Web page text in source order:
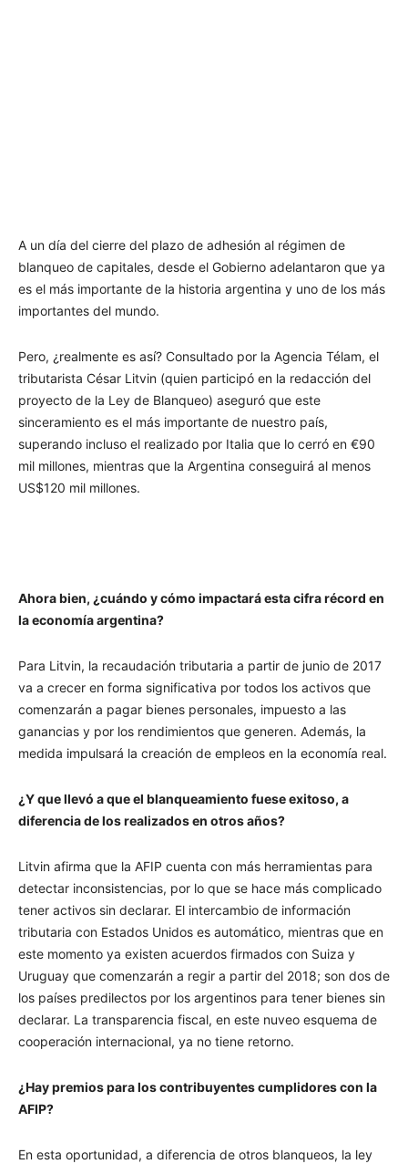
A un día del cierre del plazo de adhesión al régimen de
blanqueo de capitales, desde el Gobierno adelantaron que ya
es el más importante de la historia argentina y uno de los más
importantes del mundo.
Pero, ¿realmente es así? Consultado por la Agencia Télam, el
tributarista César Litvin (quien participó en la redacción del
proyecto de la Ley de Blanqueo) aseguró que este
sinceramiento es el más importante de nuestro país,
superando incluso el realizado por Italia que lo cerró en €90
mil millones, mientras que la Argentina conseguirá al menos
US$120 mil millones.
Ahora bien, ¿cuándo y cómo impactará esta cifra récord en
la economía argentina?
Para Litvin, la recaudación tributaria a partir de junio de 2017
va a crecer en forma significativa por todos los activos que
comenzarán a pagar bienes personales, impuesto a las
ganancias y por los rendimientos que generen. Además, la
medida impulsará la creación de empleos en la economía real.
¿Y que llevó a que el blanqueamiento fuese exitoso, a
diferencia de los realizados en otros años?
Litvin afirma que la AFIP cuenta con más herramientas para
detectar inconsistencias, por lo que se hace más complicado
tener activos sin declarar. El intercambio de información
tributaria con Estados Unidos es automático, mientras que en
este momento ya existen acuerdos firmados con Suiza y
Uruguay que comenzarán a regir a partir del 2018; son dos de
los países predilectos por los argentinos para tener bienes sin
declarar. La transparencia fiscal, en este nuveo esquema de
cooperación internacional, ya no tiene retorno.
¿Hay premios para los contribuyentes cumplidores con la
AFIP?
En esta oportunidad, a diferencia de otros blanqueos, la ley